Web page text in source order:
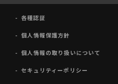
各種認証
個人情報保護方針
個人情報の取り扱いについて
セキュリティーポリシー